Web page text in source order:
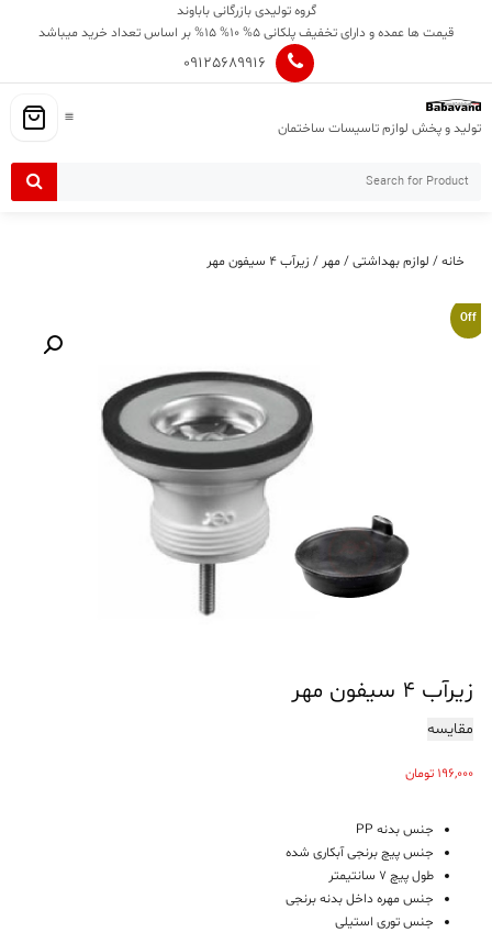
گروه تولیدی بازرگانی باباوند
قیمت ها عمده و دارای تخفیف پلکانی 5% 10% 15% بر اساس تعداد خرید میباشد
09125689916
تولید و پخش لوازم تاسیسات ساختمان
خانه/ لوازم بهداشتی/مهر / زیرآب ۴ سیفون مهر
Off
زیرآب ۴ سیفون مهر
مقایسه
196,000 تومان
جنس بدنه PP
جنس پیچ برنجی آبکاری شده
طول پیچ 7 سانتیمتر
جنس مهره داخل بدنه برنجی
جنس توری استیلی